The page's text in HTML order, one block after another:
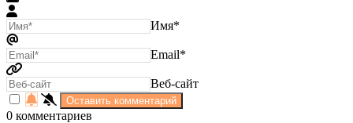
Имя*
Email*
Веб-сайт
0 комментариев